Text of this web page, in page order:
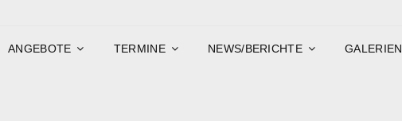
ANGEBOTE TERMINE NEWS/BERICHTE GALERIEN